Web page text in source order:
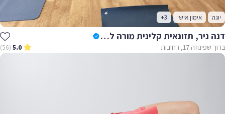
יוגה אימון אישי +3
דנה ניר, תזונאית קלינית מורה לפילאטיס ויוגה
ברוך שפינוזה 17, רחובות 5.0
(56)